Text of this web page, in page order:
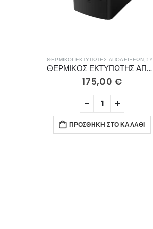
ΘΕΡΜΙΚΟΊ ΕΚΤΥΠΩΤΈΣ ΑΠΟΔΕΊΞΕΩΝ,ΣΥΣΤΉΜΑΤΑ ΠΩΛΉΣΕΩΝ
ΘΕΡΜΙΚΟΣ ΕΚΤΥΠΩΤΗΣ ΑΠΟΔΕΙΞΕΩΝ GC-U803
175,00 €
ΠΡΟΣΘΉΚΗ ΣΤΟ ΚΑΛΆΘΙ